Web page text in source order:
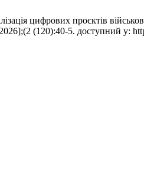
цифрових проєктів
(120):40-5. доступний у: